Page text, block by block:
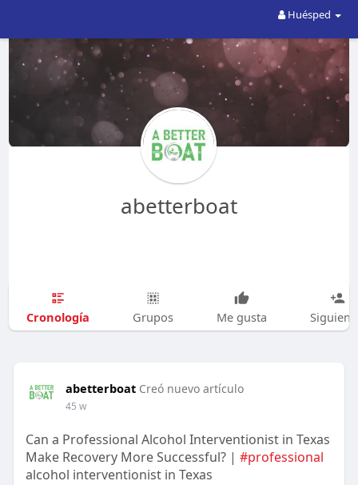
Huésped
abetterboat
Cronología Grupos Me gusta
abetterboat Creó nuevo artículo
45 w
Can a Professional Alcohol Interventionist in Texas
Make Recovery More Successful? | #professional
alcohol interventionist in Texas